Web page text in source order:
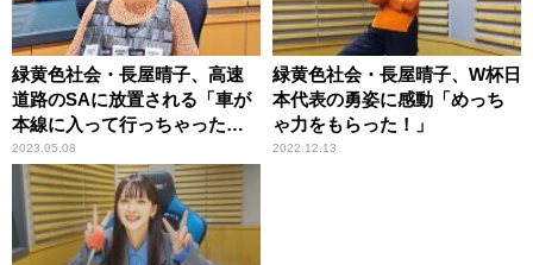
緑黄色社会・長屋晴子、高速
道路のSAに放置される「車が
本線に入って行っちゃった
の！」
2023.05.08
緑黄色社会・長屋晴子、W杯日
本代表の勇姿に感動「めっち
ゃ力をもらった！」
2022.12.13